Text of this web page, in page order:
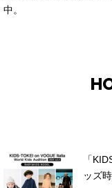
中。
「
ッズ